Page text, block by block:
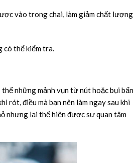
vào trong chai, làm giảm chất lượng
có thể kiểm tra.
những mảnh vụn từ nút hoặc bụi bẩn
rót, điều mà bạn nên làm ngay sau khi
nhưng lại thể hiện được sự quan tâm